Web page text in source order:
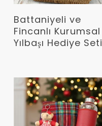
Devamını Oku
Battaniyeli ve
Fincanlı Kurumsal
Yılbaşı Hediye Seti